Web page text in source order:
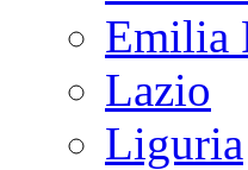
Emilia
Lazio
Liguria